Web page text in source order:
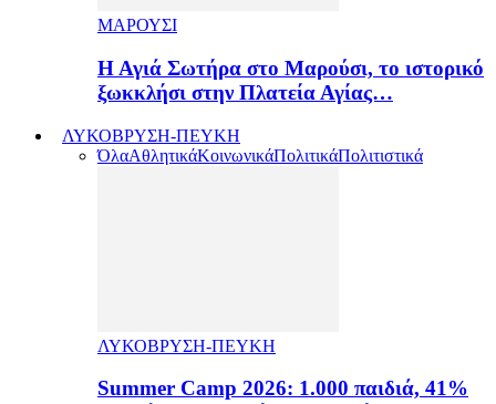
ΜΑΡΟΥΣΙ
Η Αγιά Σωτήρα στο Μαρούσι, το ιστορικό
ξωκκλήσι στην Πλατεία Αγίας…
ΛΥΚΟΒΡΥΣΗ-ΠΕΥΚΗ
ΌλαΑθλητικάΚοινωνικάΠολιτικάΠολιτιστικά
ΛΥΚΟΒΡΥΣΗ-ΠΕΥΚΗ
Summer Camp 2026: 1.000 παιδιά, 41%